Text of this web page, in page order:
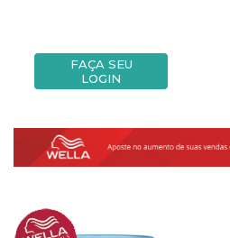
FAÇA SEU
LOGIN